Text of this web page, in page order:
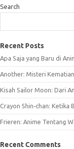
Search
Recent Posts
Apa Saja yang Baru di
Another: Misteri
Kisah Sailor Moon: Dari
Crayon Shin‑chan: Ketika
Frieren: Anime Tentang
Recent Comments